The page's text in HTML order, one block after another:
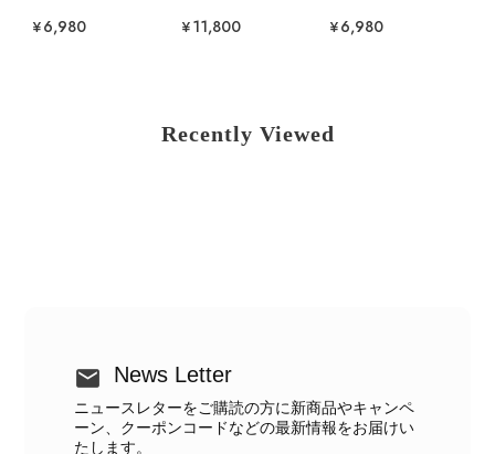
¥6,980 ¥11,800 ¥6,980
Recently Viewed
News Letter
ニュースレターをご購読の方に新商品やキャンペ
ーン、クーポンコードなどの最新情報をお届けい
たします。